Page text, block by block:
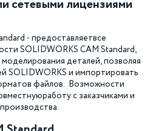
сетевыми лицензиями
- предоставляетвсе
SOLIDWORKS CAM Standard,
деталей, позволяя
SOLIDWORKS и импортировать
файлов. Возможности
с заказчиками и